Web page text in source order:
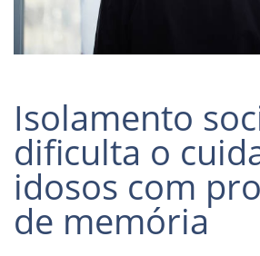
Read more
Isolamento
dificulta o
idosos com
de memória